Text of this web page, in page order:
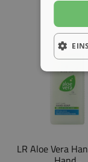
LR Aloe Vera